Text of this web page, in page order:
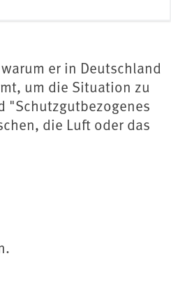
er in Deutschland
um die Situation zu
"Schutzgutbezogenes
die Luft oder das